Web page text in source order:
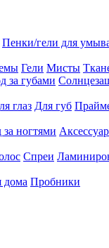
Пенки/гели для
Гели Мисты
за губами
глаз Для губ
за ногтями
Спреи
дома Пробники